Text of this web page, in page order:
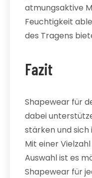
atmungsaktive
Feuchtigkeit
des Tragens
Fazit
Shapewear für
dabei
stärken und sich
Mit einer
Auswahl ist es
Shapewear für